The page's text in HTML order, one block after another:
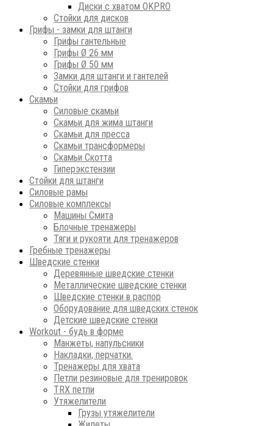
Диски с хватом OKPRO
Стойки для дисков
Грифы - замки для штанги
Грифы гантельные
Грифы Ø 26 мм
Грифы Ø 50 мм
Замки для штанги и гантелей
Стойки для грифов
Скамьи
Силовые скамьи
Скамьи для жима штанги
Скамьи для пресса
Скамьи трансформеры
Скамьи Скотта
Гиперэкстензии
Стойки для штанги
Силовые рамы
Силовые комплексы
Машины Смита
Блочные тренажеры
Тяги и рукояти для тренажеров
Гребные тренажеры
Шведские стенки
Деревянные шведские стенки
Металлические шведские стенки
Шведские стенки в распор
Оборудование для шведских стенок
Детские шведские стенки
Workout - будь в форме
Манжеты, напульсники
Накладки, перчатки.
Тренажеры для хвата
Петли резиновые для тренировок
ТRХ петли
Утяжелители
Грузы утяжелители